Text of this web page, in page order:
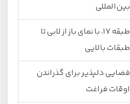
بین‌المللی
طبقه ۱۷، با نمای باز از لابی تا
طبقات بالایی
فضایی دلپذیر برای گذراندن
اوقات فراغت